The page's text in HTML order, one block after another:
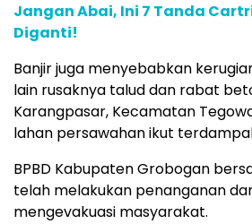
Jangan Abai, Ini 7 Tanda
Diganti!
Banjir juga menyebabkan
lain rusaknya talud dan rabat
Karangpasar, Kecamatan
lahan persawahan ikut
BPBD Kabupaten Grobogan
telah melakukan penanganan
mengevakuasi masyarakat.